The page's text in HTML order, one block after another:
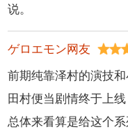
说。
ゲロエモン网友
前期纯靠泽村的演技
田村便当剧情终于上
总体来看算是给这个